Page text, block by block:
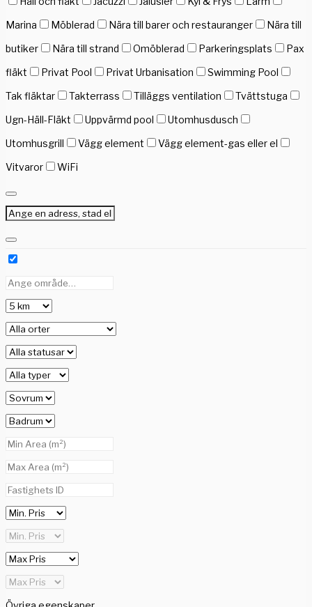
Marina
Möblerad Nära till barer och restauranger
Nära till
butiker
Nära till strand Omöblerad Parkeringsplats
Pax
fläkt
Privat Pool Privat Urbanisation
Swimming Pool
Tak fläktar
Takterrass Tilläggs ventilation
Tvättstuga
Ugn-Häll-Fläkt
Uppvärmd pool
Utomhusdusch
Utomhusgrill
Vägg element
Vägg element-gas eller el
Vitvaror
WiFi